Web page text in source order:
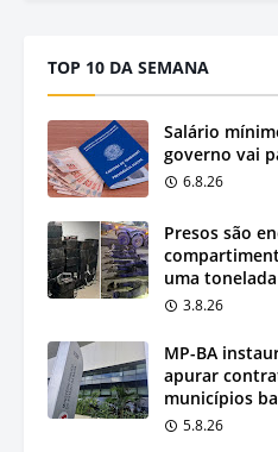
TOP 10 DA SEMANA
Salário
governo vai
6.8.26
Presos são
uma
3.8.26
MP-BA
apurar
municípios
5.8.26